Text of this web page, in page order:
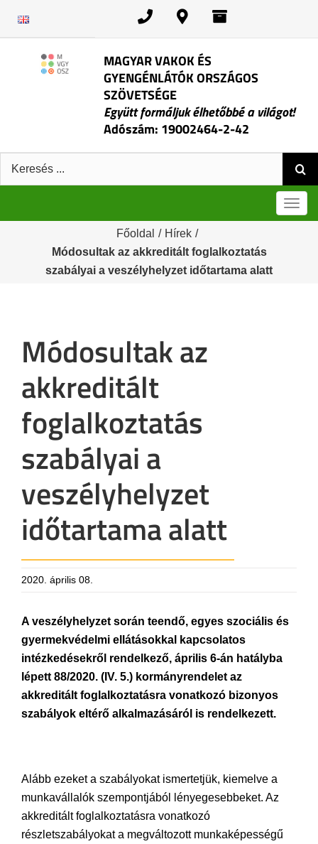
MAGYAR VAKOK ÉS
GYENGÉNLÁTÓK ORSZÁGOS
SZÖVETSÉGE
Együtt formáljuk élhetőbbé a világot!
Adószám: 19002464-2-42
Keresés:
Főoldal / Hírek /
Módosultak az akkreditált foglalkoztatás
szabályai a veszélyhelyzet időtartama alatt
Módosultak az
akkreditált
foglalkoztatás
szabályai a
veszélyhelyzet
időtartama alatt
2020. április 08.
A veszélyhelyzet során teendő, egyes szociális és
gyermekvédelmi ellátásokkal kapcsolatos
intézkedésekről rendelkező, április 6-án hatályba
lépett 88/2020. (IV. 5.) kormányrendelet az
akkreditált foglalkoztatásra vonatkozó bizonyos
szabályok eltérő alkalmazásáról is rendelkezett.
Alább ezeket a szabályokat ismertetjük, kiemelve a
munkavállalók szempontjából lényegesebbeket. Az
akkreditált foglalkoztatásra vonatkozó
részletszabályokat a megváltozott munkaképességű